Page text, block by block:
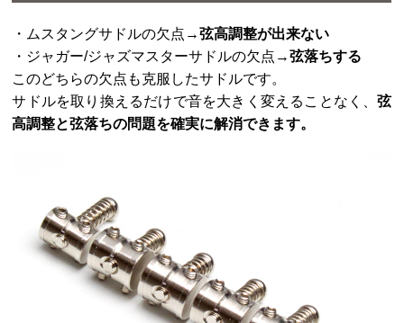
・ムスタングサドルの欠点→弦高調整が出来ない
・ジャガー/ジャズマスターサドルの欠点→弦落ちする
このどちらの欠点も克服したサドルです。
サドルを取り換えるだけで音を大きく変えることなく、弦
高調整と弦落ちの問題を確実に解消できます。